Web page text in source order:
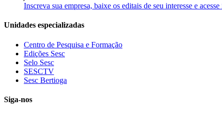
Inscreva sua empresa, baixe os editais de seu interesse e
Unidades especializadas
Centro de Pesquisa e Formação
Edições Sesc
Selo Sesc
SESCTV
Sesc Bertioga
Siga-nos